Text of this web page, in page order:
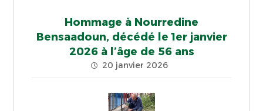
Hommage à Nourredine
Bensaadoun, décédé le 1er janvier
2026 à l’âge de 56 ans
20 janvier 2026